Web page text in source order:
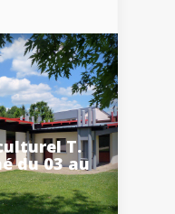
T.
du 03 au